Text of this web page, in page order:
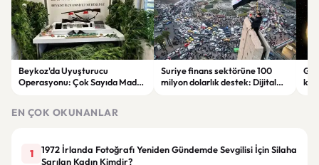
Beykoz'da Uyuşturucu
Operasyonu: Çok Sayıda Madde
Suriye finans sektörüne 100
milyon dolarlık destek: Dijital
EN ÇOK OKUNANLAR
1
1972 İrlanda Fotoğrafı Yeniden Gündemde Sevgilisi İçin Silaha
Sarılan Kadın Kimdir?